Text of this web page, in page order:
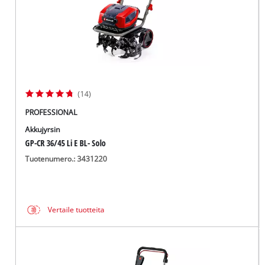
(14)
PROFESSIONAL
Akkujyrsin
GP-CR 36/45 Li E BL- Solo
Tuotenumero.: 3431220
Vertaile tuotteita